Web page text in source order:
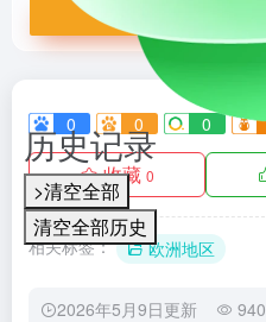
历史记录
>清空全部
清空全部历史
0 0 0
收藏 0
相关标签： 欧洲地区
2026年5月9日更新 940